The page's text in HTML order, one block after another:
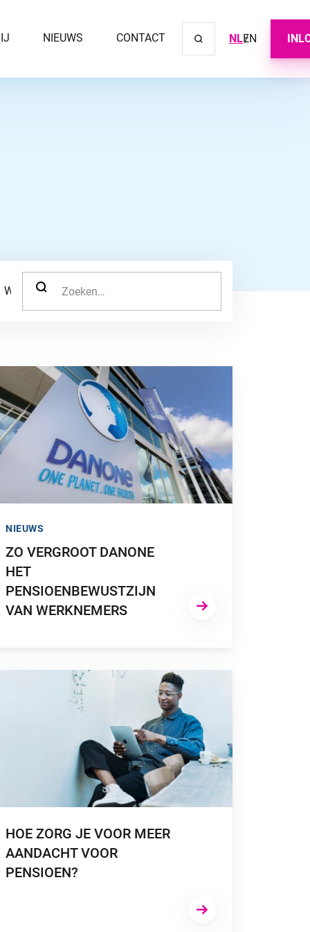
NIEUWS CONTACT NLEN
WERKNEMER
ZOEK NAAR:
NAAR “ZO VERGROOT DANONE HET
ZO VERGROOT DANONE
HET
PENSIOENBEWUSTZIJN
VAN WERKNEMERS
NIEUWS
OOK DE WERKGEVER VAN”
NAAR “HOE ZORG JE VOOR MEER AANDACHT VOOR
HOE ZORG JE VOOR MEER
AANDACHT VOOR
PENSIOEN?
Sluit